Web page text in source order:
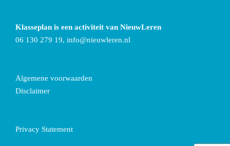
Klasseplan is een activiteit van NieuwLeren
06 130 279 19, info@nieuwleren.nl
Algemene voorwaarden
Disclaimer
Privacy Statement